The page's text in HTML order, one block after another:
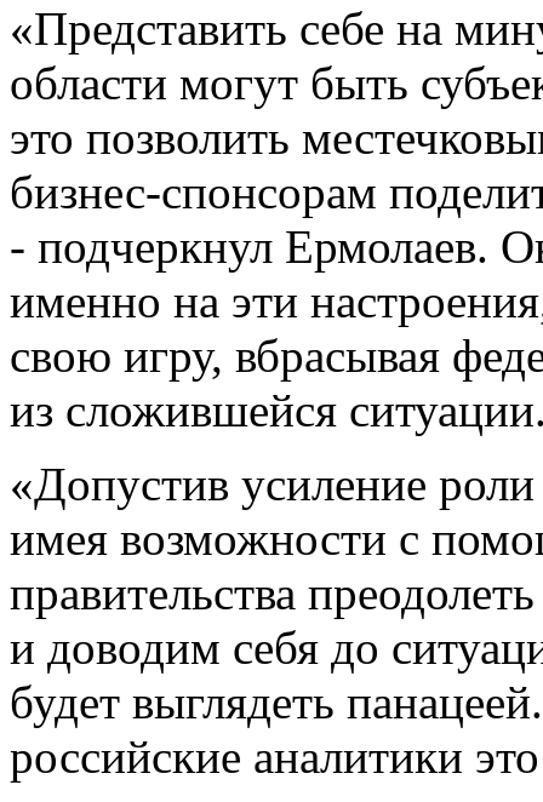
«Представить себе на
области могут быть
это позволить
бизнес-спонсорам
- подчеркнул Ермолаев.
именно на эти
свою игру, вбрасывая
из сложившейся
«Допустив усиление
имея возможности с
правительства
и доводим себя до
будет выглядеть
российские аналитики